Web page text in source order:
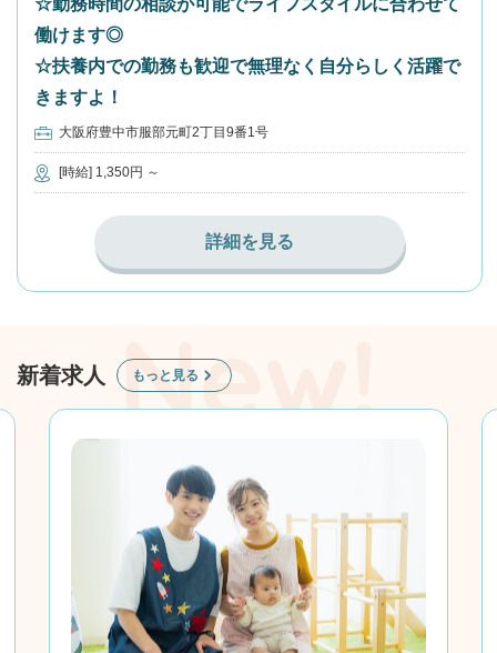
☆勤務時間の相談が可能でライフスタイルに合わせて
働けます◎
☆扶養内での勤務も歓迎で無理なく自分らしく活躍で
きますよ！
大阪府豊中市服部元町2丁目9番1号
[時給] 1,350円 ～
詳細を見る
新着求人 もっと見る